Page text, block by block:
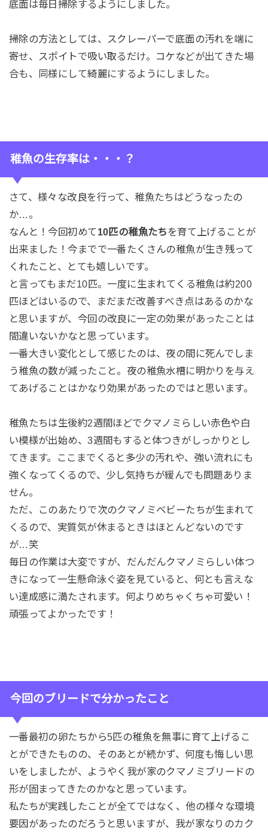
底面は毎日掃除するようにしました。
掃除の方法としては、スクレーパーで底面の汚れを端に
寄せ、スポイトで吸い取るだけ。コケなどが出てきた場
合も、同様にして綺麗にするようにしました。
稚魚の生存率は・・・？
さて、様々な改良を行って、稚魚たちはどうなったの
か…。
なんと！今回初めて10匹の稚魚たちを育て上げることが
出来ました！今までで一番たくさんの稚魚が生き残って
くれたこと、とても嬉しいです。
と言ってもまだ10匹。一度に生まれてくる稚魚は約200
匹ほどはいるので、まだまだ改善すべき点はあるのかな
と思いますが、今回の改良に一定の効果があったことは
間違いないかなと思っています。
一番大きい変化として感じたのは、夜の間に死んでしま
う稚魚の数が減ったこと。夜の稚魚水槽に明かりを与え
てあげることはかなり効果があったのではと思います。
稚魚たちは生後約2週間ほどでクマノミらしい赤色や白
い模様が出始め、3週間もすると体つきがしっかりとし
てきます。ここまでくると多少の汚れや、強い流れにも
強くなってくるので、少し気持ちが緩んでも問題ありま
せん。
ただ、このあたりで次のクマノミベビーたちが生まれて
くるので、実質気が休まるときはほとんどないのです
が…笑
毎日の作業は大変ですが、だんだんクマノミらしい体つ
きになって一生懸命泳ぐ姿を見ていると、何とも言えな
い達成感に満たされます。何よりめちゃくちゃ可愛い！
頑張ってよかったです！
今回のブリードで分かったこと
一番最初の卵たちから5匹の稚魚を無事に育て上げるこ
とができたものの、そのあとが続かず、何度も悔しい思
いをしましたが、ようやく我が家のクマノミブリードの
形が固まってきたのかなと思っています。
私たちが実践したことが全てではなく、他の様々な環境
要因があったのだろうと思いますが、我が家なりのカク